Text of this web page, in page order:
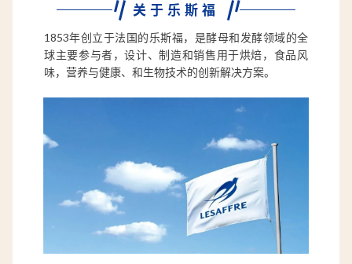
关于乐斯福
1853年创立于法国的乐斯福，是酵母和发酵领域的全
球主要参与者，设计、制造和销售用于烘焙，食品风
味，营养与健康、和生物技术的创新解决方案。